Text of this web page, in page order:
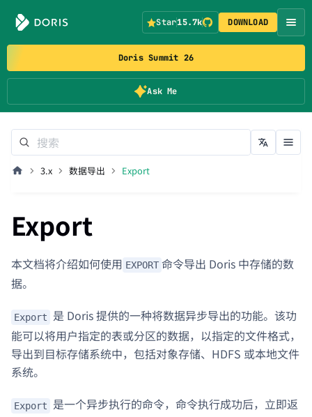
Doris Summit 26
Ask Me
Star15.7k DOWNLOAD
3.x 数据导出 Export
Export
本文档将介绍如何使用 EXPORT 命令导出 Doris 中存储的数
据。
Export
是 Doris 提供的一种将数据异步导出的功能。该功
能可以将用户指定的表或分区的数据，以指定的文件格式，
导出到目标存储系统中，包括对象存储、HDFS 或本地文件
系统。
Export
是一个异步执行的命令，命令执行成功后，立即返